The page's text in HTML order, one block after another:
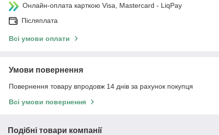
Онлайн-оплата карткою Visa, Mastercard - LiqPay
Післяплата
Всі умови оплати
Умови повернення
Повернення товару впродовж 14 днів за рахунок покупця
Всі умови повернення
Подібні товари компанії